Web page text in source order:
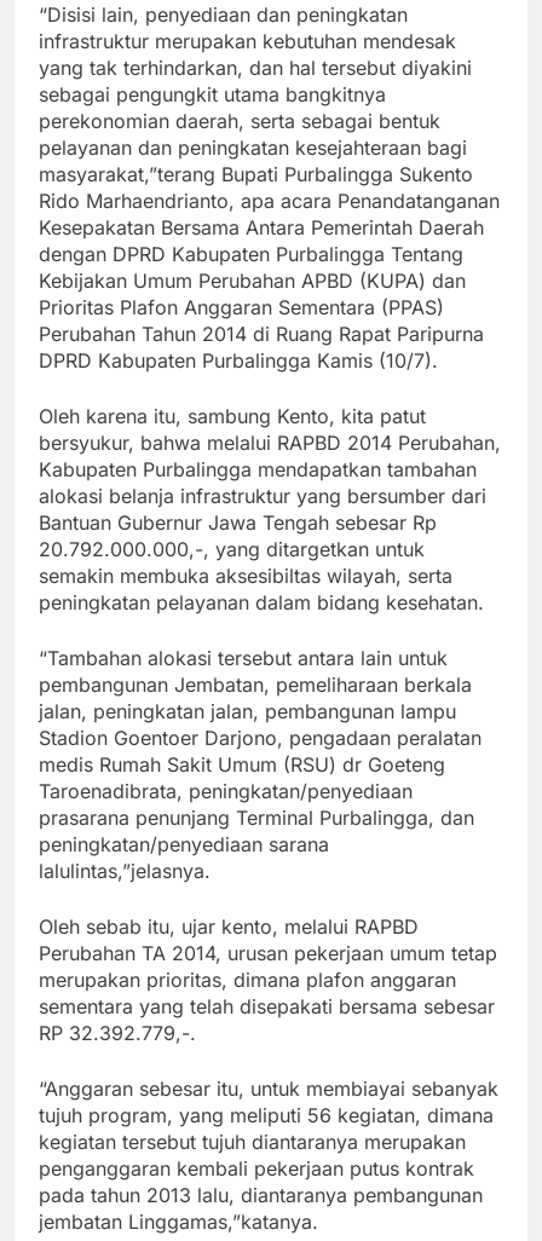
“Disisi lain, penyediaan dan peningkatan
infrastruktur merupakan kebutuhan mendesak
yang tak terhindarkan, dan hal tersebut diyakini
sebagai pengungkit utama bangkitnya
perekonomian daerah, serta sebagai bentuk
pelayanan dan peningkatan kesejahteraan bagi
masyarakat,”terang Bupati Purbalingga Sukento
Rido Marhaendrianto, apa acara Penandatanganan
Kesepakatan Bersama Antara Pemerintah Daerah
dengan DPRD Kabupaten Purbalingga Tentang
Kebijakan Umum Perubahan APBD (KUPA) dan
Prioritas Plafon Anggaran Sementara (PPAS)
Perubahan Tahun 2014 di Ruang Rapat Paripurna
DPRD Kabupaten Purbalingga Kamis (10/7).
Oleh karena itu, sambung Kento, kita patut
bersyukur, bahwa melalui RAPBD 2014 Perubahan,
Kabupaten Purbalingga mendapatkan tambahan
alokasi belanja infrastruktur yang bersumber dari
Bantuan Gubernur Jawa Tengah sebesar Rp
20.792.000.000,-, yang ditargetkan untuk
semakin membuka aksesibiltas wilayah, serta
peningkatan pelayanan dalam bidang kesehatan.
“Tambahan alokasi tersebut antara lain untuk
pembangunan Jembatan, pemeliharaan berkala
jalan, peningkatan jalan, pembangunan lampu
Stadion Goentoer Darjono, pengadaan peralatan
medis Rumah Sakit Umum (RSU) dr Goeteng
Taroenadibrata, peningkatan/penyediaan
prasarana penunjang Terminal Purbalingga, dan
peningkatan/penyediaan sarana
lalulintas,”jelasnya.
Oleh sebab itu, ujar kento, melalui RAPBD
Perubahan TA 2014, urusan pekerjaan umum tetap
merupakan prioritas, dimana plafon anggaran
sementara yang telah disepakati bersama sebesar
RP 32.392.779,-.
“Anggaran sebesar itu, untuk membiayai sebanyak
tujuh program, yang meliputi 56 kegiatan, dimana
kegiatan tersebut tujuh diantaranya merupakan
penganggaran kembali pekerjaan putus kontrak
pada tahun 2013 lalu, diantaranya pembangunan
jembatan Linggamas,”katanya.